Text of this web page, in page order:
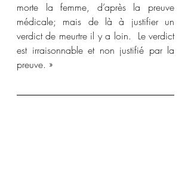
morte la femme, d’après la preuve
médicale; mais de là à justifier un
verdict de meurtre il y a loin.  Le verdict
est irraisonnable et non justifié par la
preuve. »